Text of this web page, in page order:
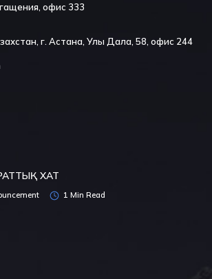
офис 333
г. Астана, Улы Дала, 58, офис 244
ХАТ
1 Min Read